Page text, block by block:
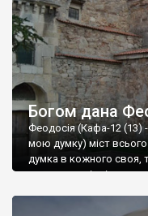
Богом дана
Феодосія (Кафа-12 (13)
мою думку) міст
думка в кожного своя,
запрошую відвідати це